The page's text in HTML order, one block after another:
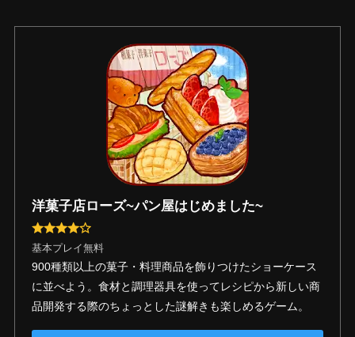
洋菓子店ローズ~パン屋はじめました~
基本プレイ無料
900種類以上の菓子・料理商品を飾りつけたショーケース
に並べよう。食材と調理器具を使ってレシピから新しい商
品開発する際のちょっとした謎解きも楽しめるゲーム。